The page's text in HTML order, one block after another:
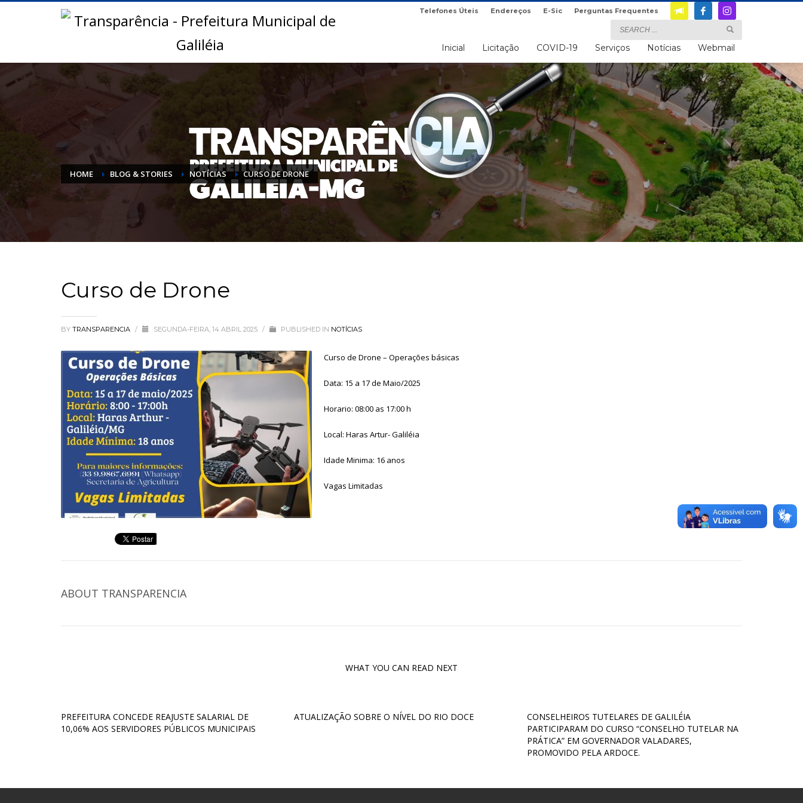
Telefones Úteis Endereços E-Sic Perguntas Frequentes
Inicial Licitação COVID-19 Serviços Notícias Webmail
HOME BLOG & STORIES NOTÍCIAS CURSO DE DRONE
Curso de Drone
BY TRANSPARENCIA / SEGUNDA-FEIRA, 14 ABRIL 2025 / PUBLISHED IN NOTÍCIAS
Curso de Drone – Operações básicas
Data: 15 a 17 de Maio/2025
Horario: 08:00 as 17:00 h
Local: Haras Artur- Galiléia
Idade Minima: 16 anos
Vagas Limitadas
ABOUT TRANSPARENCIA
WHAT YOU CAN READ NEXT
PREFEITURA CONCEDE REAJUSTE SALARIAL DE
10,06% AOS SERVIDORES PÚBLICOS MUNICIPAIS
ATUALIZAÇÃO SOBRE O NÍVEL DO RIO DOCE
CONSELHEIROS TUTELARES DE GALILÉIA
PARTICIPARAM DO CURSO “CONSELHO TUTELAR NA
PRÁTICA” EM GOVERNADOR VALADARES,
PROMOVIDO PELA ARDOCE.